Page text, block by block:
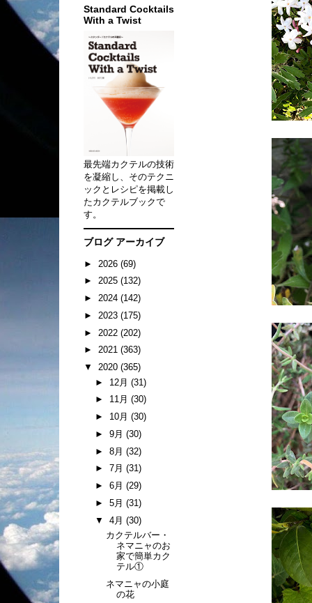
Standard Cocktails
With a Twist
最先端カクテルの技術
を凝縮し、そのテクニ
ックとレシピを掲載し
たカクテルブックで
す。
ブログ アーカイブ
► 2026 (69)
► 2025 (132)
► 2024 (142)
► 2023 (175)
► 2022 (202)
► 2021 (363)
▼ 2020 (365)
► 12月 (31)
► 11月 (30)
► 10月 (30)
► 9月 (30)
► 8月 (32)
► 7月 (31)
► 6月 (29)
► 5月 (31)
▼ 4月 (30)
カクテルバー・
ネマニャのお
家で簡単カク
テル①
ネマニャの小庭
の花